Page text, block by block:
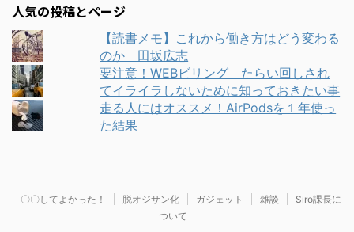
人気の投稿とページ
【読書メモ】これから働き方はどう変わる
のか 田坂広志
要注意！WEBビリング たらい回しされ
てイライラしないために知っておきたい事
走る人にはオススメ！AirPodsを１年使っ
た結果
〇〇してよかった！ 脱オジサン化 ガジェット 雑談
Siro課長に
ついて